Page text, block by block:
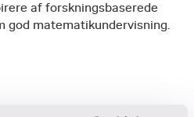
af forskningsbaserede
god matematikundervisning.